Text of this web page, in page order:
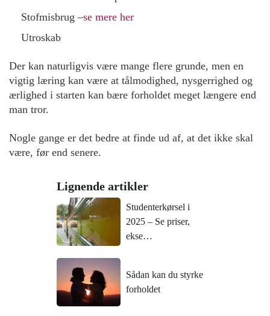
Stofmisbrug –se mere her
Utroskab
Der kan naturligvis være mange flere grunde, men en
vigtig læring kan være at tålmodighed, nysgerrighed og
ærlighed i starten kan bære forholdet meget længere end
man tror.
Nogle gange er det bedre at finde ud af, at det ikke skal
være, før end senere.
Lignende artikler
Studenterkørsel i
2025 – Se priser,
ekse…
Sådan kan du styrke
forholdet